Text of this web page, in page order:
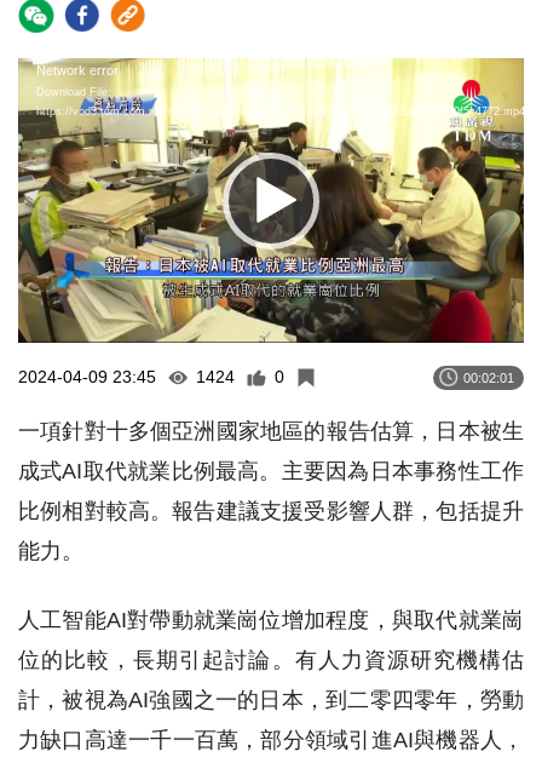
Video
Player
Network error
Download File:
https://vod5.tdm.com.mo/newweb/_definist_/mp4:wiz/af99abe392c8e5732e8473670f5c4772.mp4/
2024-04-09 23:45 1424 0 00:02:01
一項針對十多個亞洲國家地區的報告估算，日本被生
成式AI取代就業比例最高。主要因為日本事務性工作
比例相對較高。報告建議支援受影響人群，包括提升
能力。
人工智能AI對帶動就業崗位增加程度，與取代就業崗
位的比較，長期引起討論。有人力資源研究機構估
計，被視為AI強國之一的日本，到二零四零年，勞動
力缺口高達一千一百萬，部分領域引進AI與機器人，